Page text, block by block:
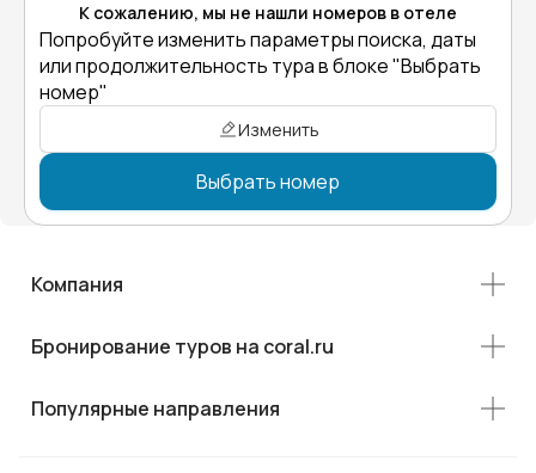
К сожалению, мы не нашли номеров в отеле
Попробуйте изменить параметры поиска, даты
или продолжительность тура в блоке "Выбрать
номер"
Изменить
Выбрать номер
Компания
Бронирование туров на coral.ru
Популярные направления